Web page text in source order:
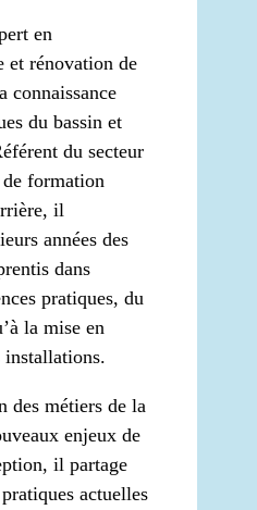
en
et rénovation de
connaissance
du bassin et
du secteur
de formation
il
années des
dans
pratiques, du
la mise en
installations.
des métiers de la
enjeux de
il partage
actuelles